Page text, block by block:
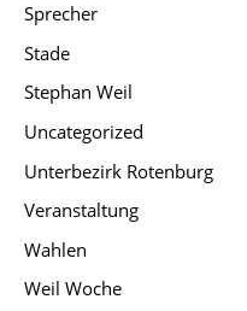
Sprecher
Stade
Stephan Weil
Uncategorized
Unterbezirk Rotenburg
Veranstaltung
Wahlen
Weil Woche